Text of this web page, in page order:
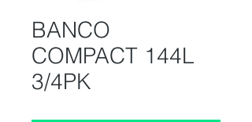
BANCO
COMPACT 144L
3/4PK